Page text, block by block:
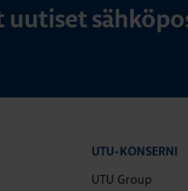
uutiset
UTU-KONSERNI
UTU Group